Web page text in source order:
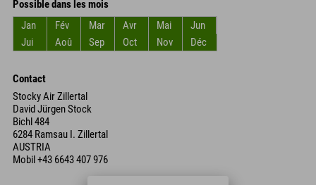
Possible dans les mois
Jan
Fév Mar Avr Mai
Jun
Jui
Aoû Sep Oct Nov Déc
Contact
Stocky Air Zillertal
David Jürgen Stock
Bichl 484
6284 Ramsau I. Zillertal
AUSTRIA
Mobil+43 6643 407 976